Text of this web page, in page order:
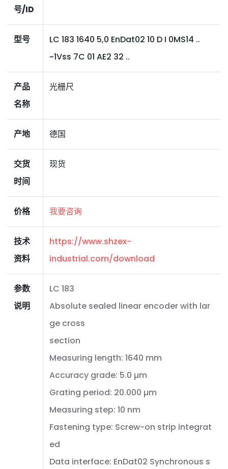
号/ID
型号
LC 183 1640 5,0 EnDat02 10 D I 0MS14 ..
~1Vss 7C 01 AE2 32 ..
产品
名称
光栅尺
产地 德国
交货
时间
现货
价格 我要咨询
技术
资料
https://www.shzex-
industrial.com/download
参数
说明
LC 183
Absolute sealed linear encoder with lar
ge cross
section
Measuring length: 1640 mm
Accuracy grade: 5.0 µm
Grating period: 20.000 µm
Measuring step: 10 nm
Fastening type: Screw-on strip integrat
ed
Data interface: EnDat02 Synchronous s